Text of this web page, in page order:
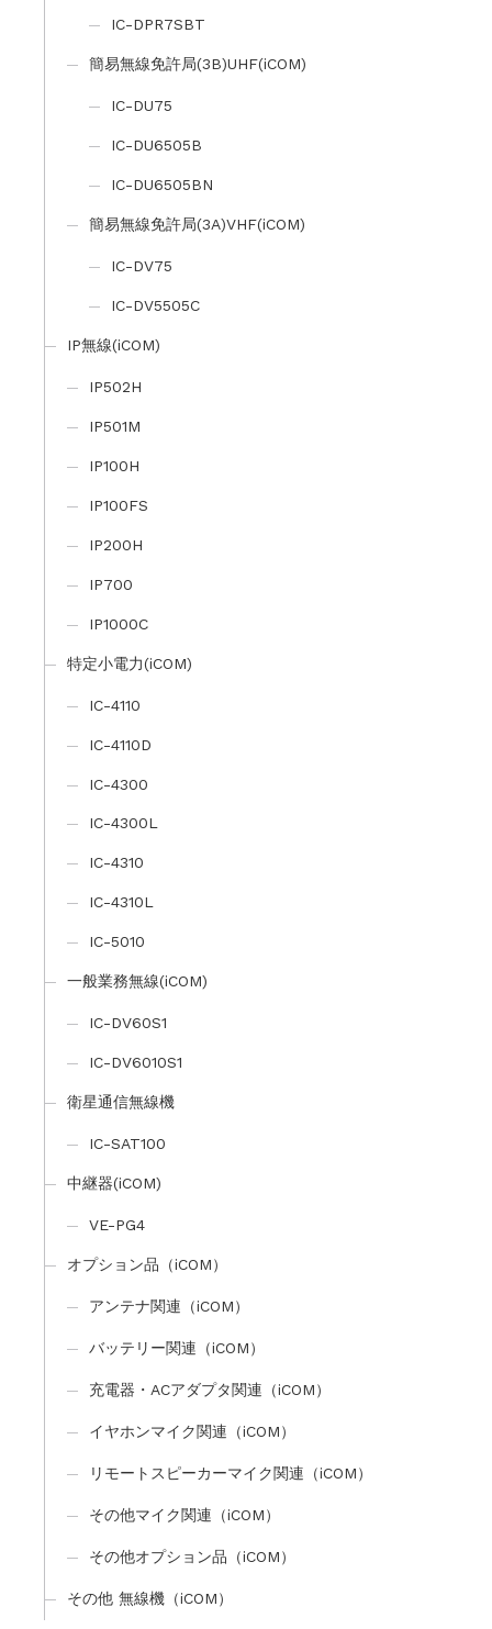
IC-DPR7SBT
簡易無線免許局(3B)UHF(iCOM)
IC-DU75
IC-DU6505B
IC-DU6505BN
簡易無線免許局(3A)VHF(iCOM)
IC-DV75
IC-DV5505C
IP無線(iCOM)
IP502H
IP501M
IP100H
IP100FS
IP200H
IP700
IP1000C
特定小電力(iCOM)
IC-4110
IC-4110D
IC-4300
IC-4300L
IC-4310
IC-4310L
IC-5010
一般業務無線(iCOM)
IC-DV60S1
IC-DV6010S1
衛星通信無線機
IC-SAT100
中継器(iCOM)
VE-PG4
オプション品（iCOM）
アンテナ関連（iCOM）
バッテリー関連（iCOM）
充電器・ACアダプタ関連（iCOM）
イヤホンマイク関連（iCOM）
リモートスピーカーマイク関連（iCOM）
その他マイク関連（iCOM）
その他オプション品（iCOM）
その他 無線機（iCOM）